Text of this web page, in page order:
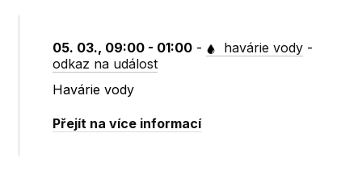
05. 03., 09:00 - 01:00 - havárie vody -
odkaz na událost
Havárie vody
Přejít na více informací